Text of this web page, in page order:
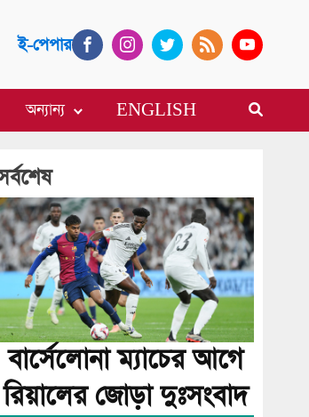
ই-পেপার
অন্যান্য ENGLISH
বার্সেলোনা ম্যাচের আগে
রিয়ালের জোড়া দুঃসংবাদ